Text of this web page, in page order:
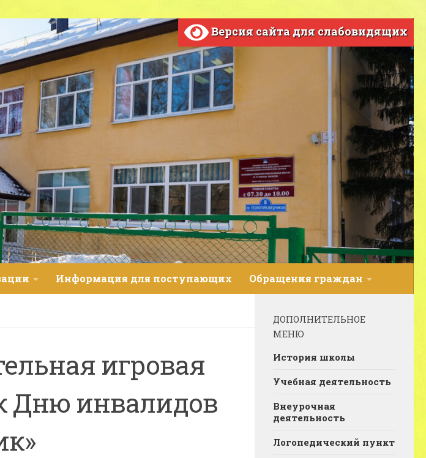
Версия сайта для слабовидящих
Информация для поступающих Обращения граждан
игровая
Дню инвалидов
ДОПОЛНИТЕЛЬНОЕ
МЕНЮ
История школы
Учебная деятельность
Внеурочная
деятельность
Логопедический пункт